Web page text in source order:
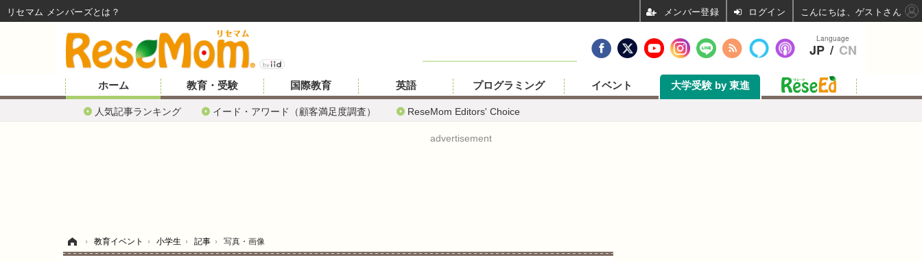
ホーム
人気記事ランキング イード・アワード（顧客満足度調査） ReseMom Editors' Choice
教育・受験 国際教育 英語 プログラミング イベント 大学受験 by 東進
advertisement
› 教育イベント › 小学生 › 記事 › 写真・画像
Language
JP / CN
リセマム メンバーズ ログイン こんにちは、ゲストさん